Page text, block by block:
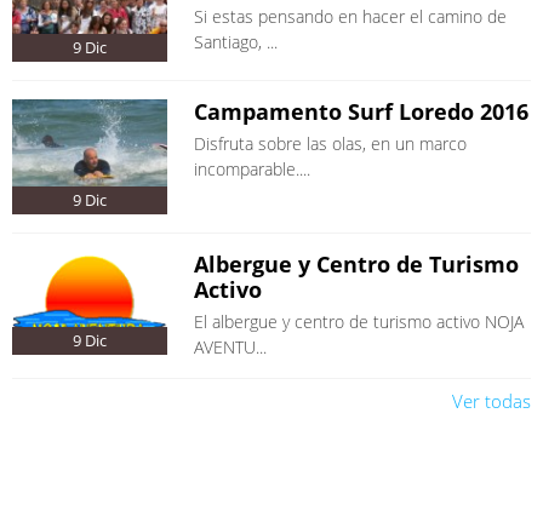
9 Dic
Si estas pensando en hacer el camino de
Santiago, ...
9 Dic
Campamento Surf Loredo 2016
Disfruta sobre las olas, en un marco
incomparable....
9 Dic
Albergue y Centro de Turismo
Activo
El albergue y centro de turismo activo NOJA
AVENTU...
Ver todas